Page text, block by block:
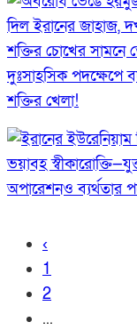
‹
1
2
...